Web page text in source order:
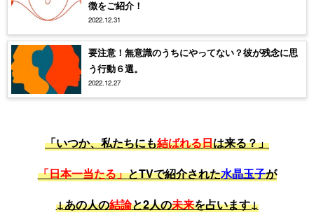
徴をご紹介！
2022.12.31
要注意！無意識のうちにやってない？彼が残念に思
う行動６選。
2022.12.27
「いつか、私たちにも結ばれる日は来る？」
「日本一当たる」とTVで紹介された水晶玉子が
↓あの人の結論と2人の未来を占います↓